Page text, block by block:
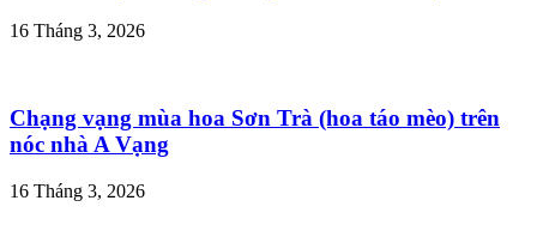
16 Tháng 3, 2026
Chạng vạng mùa hoa Sơn Trà (hoa táo mèo) trên
nóc nhà A Vạng
16 Tháng 3, 2026